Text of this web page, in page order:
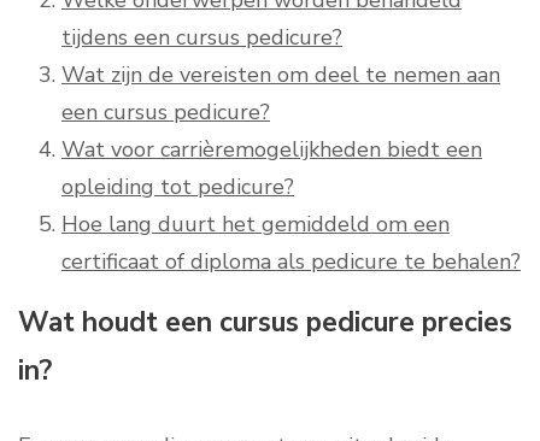
tijdens een cursus pedicure?
Wat zijn de vereisten om deel te nemen aan
een cursus pedicure?
Wat voor carrièremogelijkheden biedt een
opleiding tot pedicure?
Hoe lang duurt het gemiddeld om een
certificaat of diploma als pedicure te behalen?
Wat houdt een cursus pedicure precies
in?